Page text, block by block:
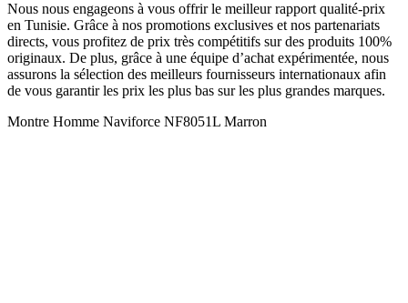
Nous nous engageons à vous offrir le meilleur rapport qualité-prix
en Tunisie. Grâce à nos promotions exclusives et nos partenariats
directs, vous profitez de prix très compétitifs sur des produits 100%
originaux. De plus, grâce à une équipe d’achat expérimentée, nous
assurons la sélection des meilleurs fournisseurs internationaux afin
de vous garantir les prix les plus bas sur les plus grandes marques.
Montre Homme Naviforce NF8051L Marron